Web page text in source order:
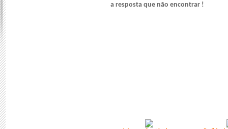
a resposta que não encontrar !